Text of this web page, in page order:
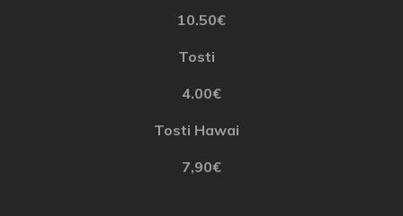
10.50€
Tosti
4.00€
Tosti Hawai
7,90€